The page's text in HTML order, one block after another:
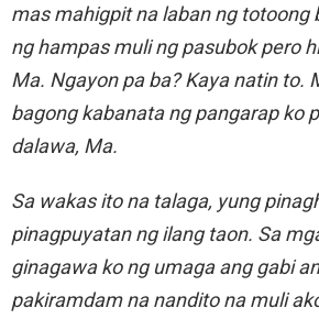
mas mahigpit na laban ng totoong
ng hampas muli ng pasubok pero
Ma. Ngayon pa ba? Kaya natin to.
bagong kabanata ng pangarap ko
dalawa, Ma.
Sa wakas ito na talaga, yung
pinagpuyatan ng ilang taon. Sa
ginagawa ko ng umaga ang gabi
pakiramdam na nandito na muli